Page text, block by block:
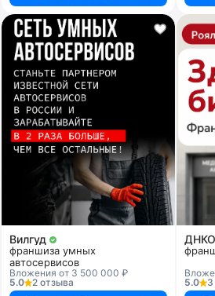
Вилгуд
франшиза умных
автосервисов
Вложения от 3 500 000 ₽
5.0
2 отзыва
5.0